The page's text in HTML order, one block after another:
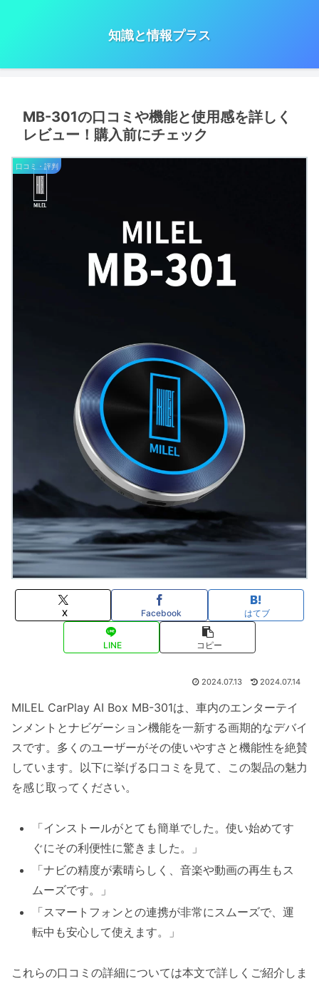
知識と情報プラス
MB-301の口コミや機能と使用感を詳しく
レビュー！購入前にチェック
口コミ・評判
X Facebook はてブ
LINE コピー
2024.07.13 2024.07.14
MILEL CarPlay AI Box MB-301は、車内のエンターテイ
ンメントとナビゲーション機能を一新する画期的なデバイ
スです。多くのユーザーがその使いやすさと機能性を絶賛
しています。以下に挙げる口コミを見て、この製品の魅力
を感じ取ってください。
「インストールがとても簡単でした。使い始めてす
ぐにその利便性に驚きました。」
「ナビの精度が素晴らしく、音楽や動画の再生もス
ムーズです。」
「スマートフォンとの連携が非常にスムーズで、運
転中も安心して使えます。」
これらの口コミの詳細については本文で詳しくご紹介しま